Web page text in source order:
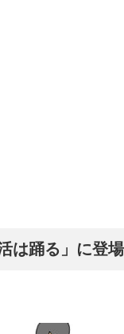
は踊る」に登